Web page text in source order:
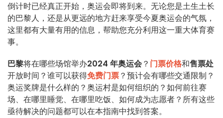
倒计时已经真正开始，奥运会即将到来。无论您是土生土长
的巴黎人，还是从更远的地方赶来享受今夏奥运会的气氛，
这里都有大量有用的信息，帮助您充分利用这一重大体育赛
事。
巴黎将在哪些场馆举办2024 年奥运会？ 门票价格和售票处
开放时间？谁可以获得免费门票？预计会有哪些交通限制？
奥运奖牌是什么样的？奥运村是如何组织的？如何前往赛
场、在哪里睡觉、在哪里吃饭、如何成为志愿者？所有这些
亟待解决的问题都可以在本指南中找到答案。